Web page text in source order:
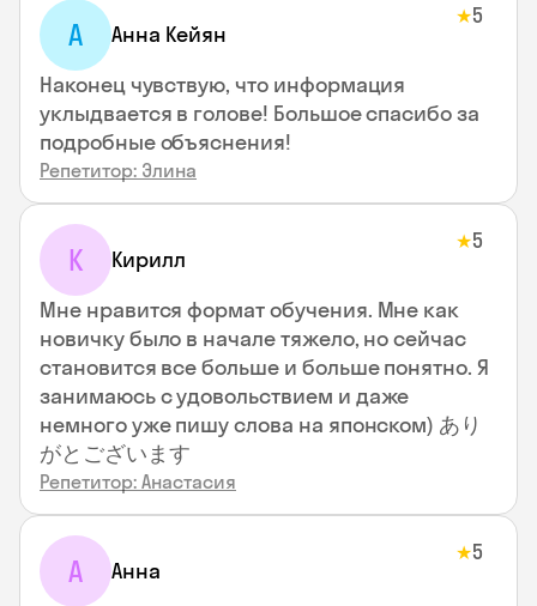
А Анна Кейян
★5
Наконец чувствую, что информация
уклыдвается в голове! Большое спасибо за
подробные объяснения!
Репетитор: Элина
К Кирилл
★5
Мне нравится формат обучения. Мне как
новичку было в начале тяжело, но сейчас
становится все больше и больше понятно. Я
занимаюсь с удовольствием и даже
немного уже пишу слова на японском) あり
がとございます
Репетитор: Анастасия
А Анна
★5